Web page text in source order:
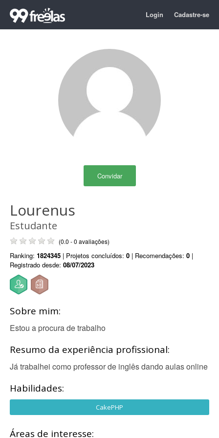
Login Cadastre-se
Convidar
Lourenus
Estudante
(0.0 - 0 avaliações)
Ranking: 1824345 | Projetos concluídos: 0 | Recomendações: 0 |
Registrado desde: 08/07/2023
Sobre mim:
Estou a procura de trabalho
Resumo da experiência profissional:
Já trabalhei como professor de inglês dando aulas online
Habilidades:
CakePHP
Áreas de interesse: